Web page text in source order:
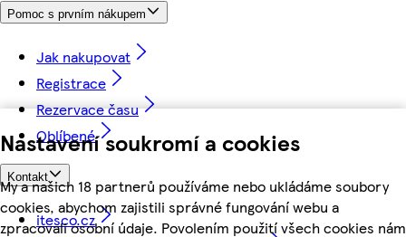
Nastavení soukromí a cookies
My a našich 18 partnerů používáme nebo ukládáme soubory
cookies, abychom zajistili správné fungování webu a
zpracovali osobní údaje. Povolením použití všech cookies nám
Pomoc s prvním nákupem
Jak nakupovat
Registrace
Rezervace času
Oblíbené
Kontakt
itesco.cz